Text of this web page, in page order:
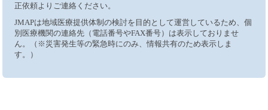
正依頼よりご連絡ください。
JMAPは地域医療提供体制の検討を目的として運営しているため、個
別医療機関の連絡先（電話番号やFAX番号）は表示しておりませ
ん。（※災害発生等の緊急時にのみ、情報共有のため表示しま
す。）